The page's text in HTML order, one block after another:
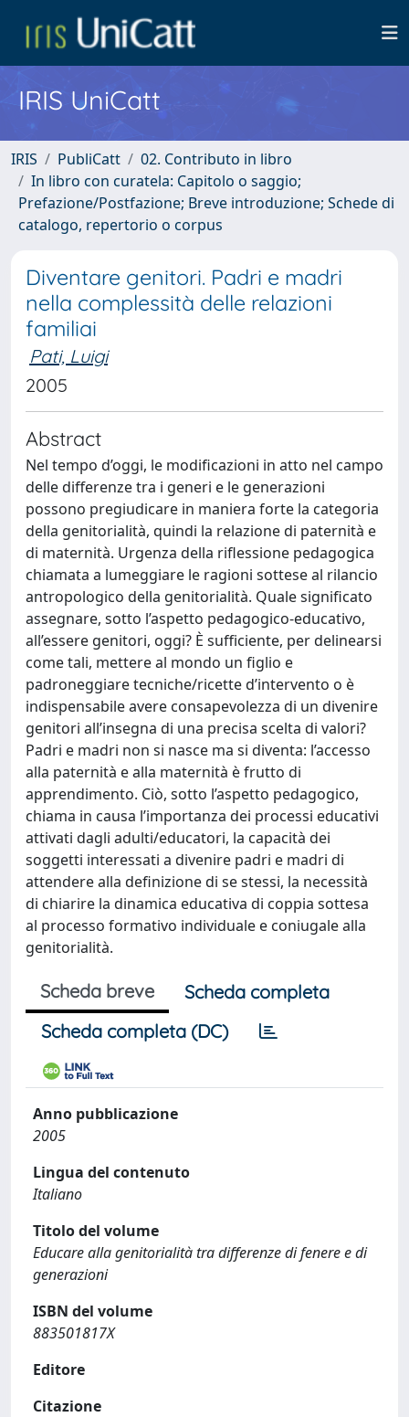
IRIS UniCatt
IRIS PubliCatt
02. Contributo in libro
In libro con curatela: Capitolo o saggio;
Prefazione/Postfazione; Breve introduzione; Schede di
catalogo, repertorio o corpus
Diventare genitori. Padri e madri
nella complessità delle relazioni
familiai
Pati, Luigi
2005
Abstract
Nel tempo d’oggi, le modificazioni in atto nel campo
delle differenze tra i generi e le generazioni
possono pregiudicare in maniera forte la categoria
della genitorialità, quindi la relazione di paternità e
di maternità. Urgenza della riflessione pedagogica
chiamata a lumeggiare le ragioni sottese al rilancio
antropologico della genitorialità. Quale significato
assegnare, sotto l’aspetto pedagogico-educativo,
all’essere genitori, oggi? È sufficiente, per delinearsi
come tali, mettere al mondo un figlio e
padroneggiare tecniche/ricette d’intervento o è
indispensabile avere consapevolezza di un divenire
genitori all’insegna di una precisa scelta di valori?
Padri e madri non si nasce ma si diventa: l’accesso
alla paternità e alla maternità è frutto di
apprendimento. Ciò, sotto l’aspetto pedagogico,
chiama in causa l’importanza dei processi educativi
attivati dagli adulti/educatori, la capacità dei
soggetti interessati a divenire padri e madri di
attendere alla definizione di se stessi, la necessità
di chiarire la dinamica educativa di coppia sottesa
al processo formativo individuale e coniugale alla
genitorialità.
Scheda breve
Scheda completa
Scheda completa (DC)
Anno pubblicazione
2005
Lingua del contenuto
Italiano
Titolo del volume
Educare alla genitorialità tra differenze di fenere e di
generazioni
ISBN del volume
883501817X
Editore
Citazione